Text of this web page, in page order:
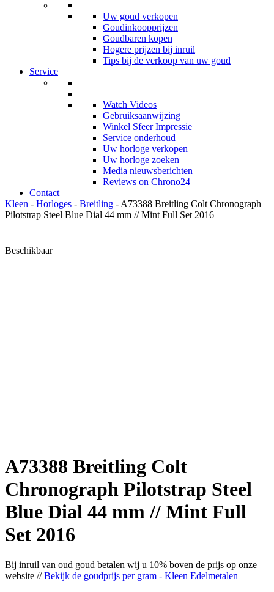
Uw goud verkopen
Goudinkoopprijzen
Goudbaren kopen
Hogere prijzen bij inruil
Tips bij de verkoop van uw goud
Service
Watch Videos
Gebruiksaanwijzing
Winkel Sfeer Impressie
Service onderhoud
Uw horloge verkopen
Uw horloge zoeken
Media nieuwsberichten
Reviews on Chrono24
Contact
Kleen - Horloges - Breitling - A73388 Breitling Colt Chronograph
Pilotstrap Steel Blue Dial 44 mm // Mint Full Set 2016
Beschikbaar
A73388 Breitling Colt
Chronograph Pilotstrap Steel
Blue Dial 44 mm // Mint Full
Set 2016
Bij inruil van oud goud betalen wij u 10% boven de prijs op onze
website //Bekijk de goudprijs per gram - Kleen Edelmetalen